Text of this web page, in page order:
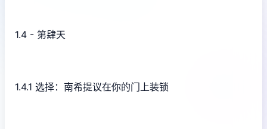
1.4 - 第肆天
1.4.1 选择：南希提议在你的门上装锁